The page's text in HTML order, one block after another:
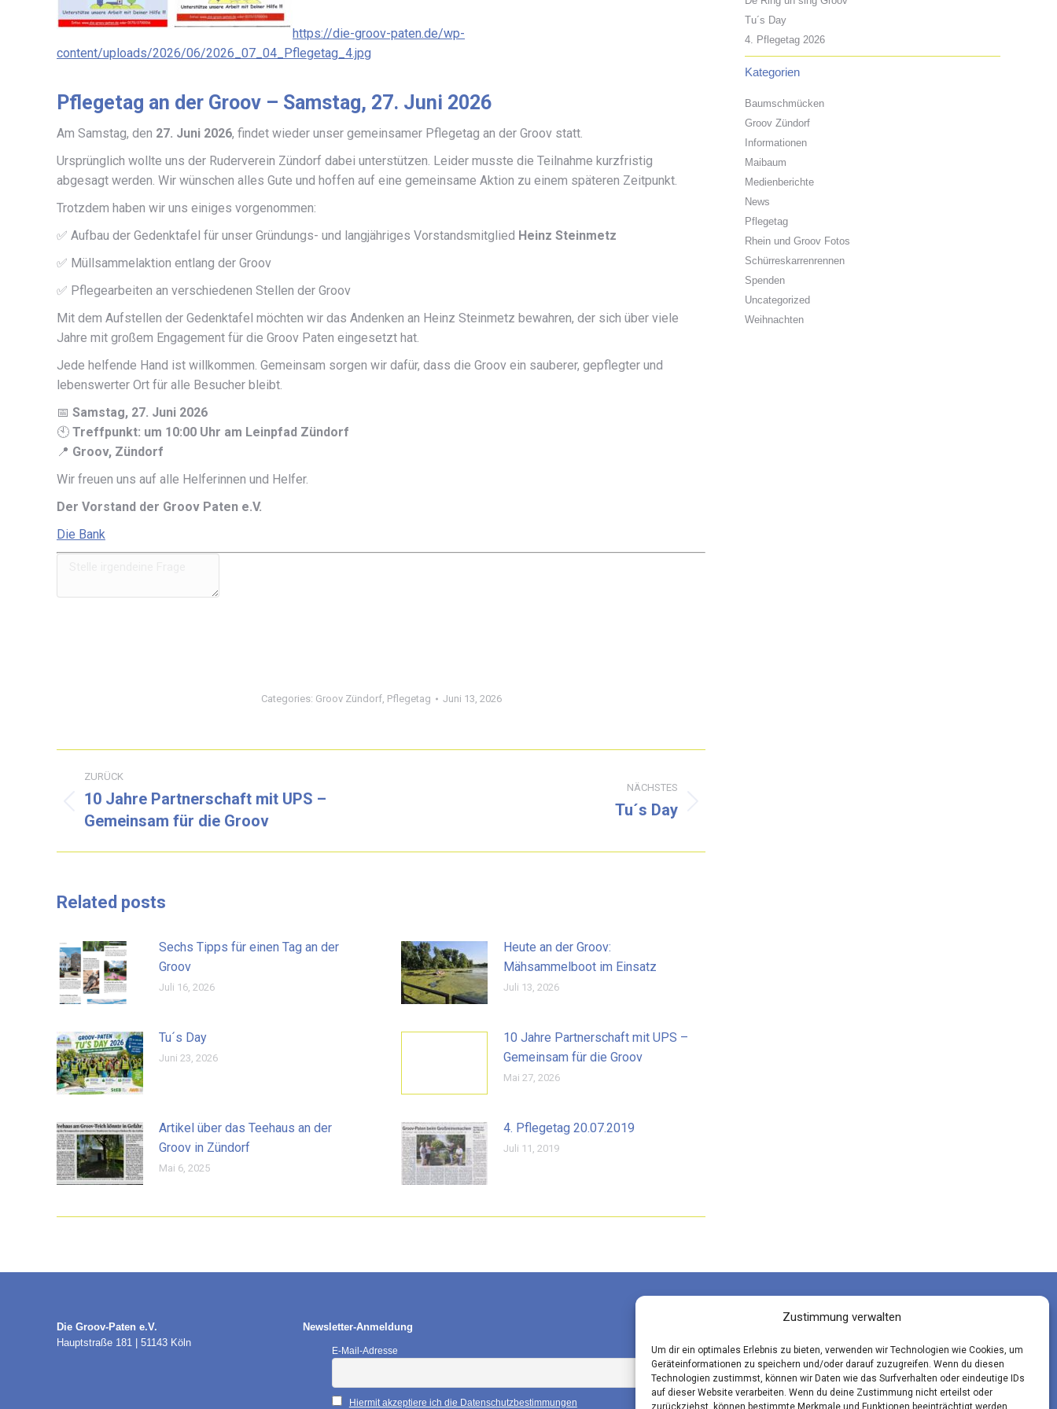
Zustimmung verwalten
Um dir ein optimales Erlebnis zu bieten, verwenden wir Technologien wie Cookies, um
Geräteinformationen zu speichern und/oder darauf zuzugreifen. Wenn du diesen
Technologien zustimmst, können wir Daten wie das Surfverhalten oder eindeutige IDs
auf dieser Website verarbeiten. Wenn du deine Zustimmung nicht erteilst oder
zurückziehst, können bestimmte Merkmale und Funktionen beeinträchtigt werden.
https://die-groov-paten.de/wp-
content/uploads/2026/06/2026_07_04_Pflegetag_4.jpg
Pflegetag an der Groov – Samstag, 27. Juni 2026
Am Samstag, den 27. Juni 2026, findet wieder unser gemeinsamer Pflegetag an der Groov statt.
Ursprünglich wollte uns der Ruderverein Zündorf dabei unterstützen. Leider musste die Teilnahme kurzfristig
abgesagt werden. Wir wünschen alles Gute und hoffen auf eine gemeinsame Aktion zu einem späteren Zeitpunkt.
Trotzdem haben wir uns einiges vorgenommen:
✅ Aufbau der Gedenktafel für unser Gründungs- und langjähriges Vorstandsmitglied Heinz Steinmetz
✅ Müllsammelaktion entlang der Groov
✅ Pflegearbeiten an verschiedenen Stellen der Groov
Mit dem Aufstellen der Gedenktafel möchten wir das Andenken an Heinz Steinmetz bewahren, der sich über viele
Jahre mit großem Engagement für die Groov Paten eingesetzt hat.
Jede helfende Hand ist willkommen. Gemeinsam sorgen wir dafür, dass die Groov ein sauberer, gepflegter und
lebenswerter Ort für alle Besucher bleibt.
📅 Samstag, 27. Juni 2026
🕙 Treffpunkt: um 10:00 Uhr am Leinpfad Zündorf
📍 Groov, Zündorf
Wir freuen uns auf alle Helferinnen und Helfer.
Der Vorstand der Groov Paten e.V.
Die Bank
Categories: Groov Zündorf, Pflegetag Juni 13, 2026
ZURÜCK
Beitrag:
10 Jahre Partnerschaft mit UPS –
Gemeinsam für die Groov
NÄCHSTES
Tu´s Day
Related posts
Sechs Tipps für einen Tag an der
Groov
Juli 16, 2026
Heute an der Groov:
Mähsammelboot im Einsatz
Juli 13, 2026
Tu´s Day
Juni 23, 2026
10 Jahre Partnerschaft mit UPS –
Gemeinsam für die Groov
Mai 27, 2026
Artikel über das Teehaus an der
Groov in Zündorf
Mai 6, 2025
4. Pflegetag 20.07.2019
Juli 11, 2019
Tu´s Day
4. Pflegetag 2026
Kategorien
Baumschmücken
Groov Zündorf
Informationen
Maibaum
Medienberichte
News
Pflegetag
Rhein und Groov Fotos
Schürreskarrenrennen
Spenden
Uncategorized
Weihnachten
Die Groov-Paten e.V.
Hauptstraße 181 | 51143 Köln
Newsletter-Anmeldung
E-Mail-Adresse
Hiermit akzeptiere ich die Datenschutzbestimmungen